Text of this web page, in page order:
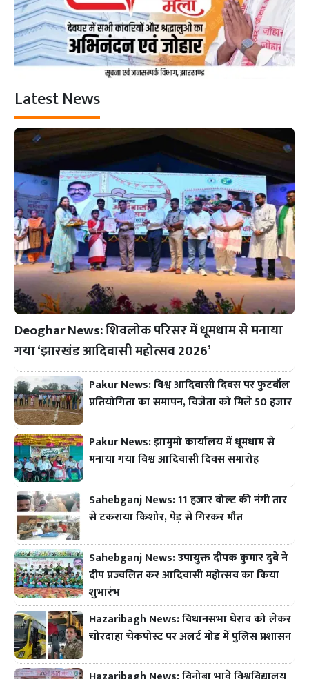
Latest News
Deoghar News: शिवलोक परिसर में धूमधाम से मनाया
गया ‘झारखंड आदिवासी महोत्सव 2026’
Pakur News: विश्व आदिवासी दिवस पर फुटबॉल
प्रतियोगिता का समापन, विजेता को मिले 50 हजार
Pakur News: झामुमो कार्यालय में धूमधाम से
मनाया गया विश्व आदिवासी दिवस समारोह
Sahebganj News: 11 हजार वोल्ट की नंगी तार
से टकराया किशोर, पेड़ से गिरकर मौत
Sahebganj News: उपायुक्त दीपक कुमार दुबे ने
दीप प्रज्वलित कर आदिवासी महोत्सव का किया
शुभारंभ
Hazaribagh News: विधानसभा घेराव को लेकर
चोरदाहा चेकपोस्ट पर अलर्ट मोड में पुलिस प्रशासन